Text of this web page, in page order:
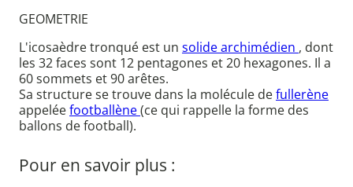
GEOMETRIE
L'icosaèdre tronqué est un solide archimédien , dont
les 32 faces sont 12 pentagones et 20 hexagones. Il a
60 sommets et 90 arêtes.
Sa structure se trouve dans la molécule defullerène
appeléefootballène(ce qui rappelle la forme des
ballons de football).
Pour en savoir plus :